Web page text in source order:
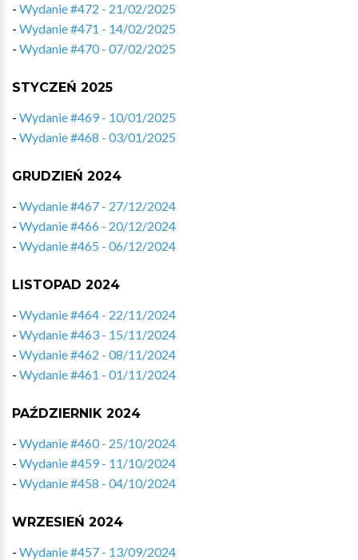
- Wydanie #472 - 21/02/2025
- Wydanie #471 - 14/02/2025
- Wydanie #470 - 07/02/2025
STYCZEŃ 2025
- Wydanie #469 - 10/01/2025
- Wydanie #468 - 03/01/2025
GRUDZIEŃ 2024
- Wydanie #467 - 27/12/2024
- Wydanie #466 - 20/12/2024
- Wydanie #465 - 06/12/2024
LISTOPAD 2024
- Wydanie #464 - 22/11/2024
- Wydanie #463 - 15/11/2024
- Wydanie #462 - 08/11/2024
- Wydanie #461 - 01/11/2024
PAŹDZIERNIK 2024
- Wydanie #460 - 25/10/2024
- Wydanie #459 - 11/10/2024
- Wydanie #458 - 04/10/2024
WRZESIEŃ 2024
- Wydanie #457 - 13/09/2024